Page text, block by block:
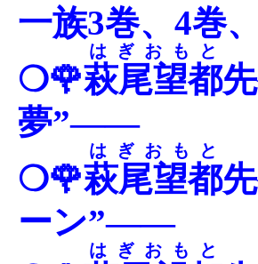
一族3巻、4巻
❍🌹萩尾望都
はぎおもと
夢”――
❍🌹萩尾望都
はぎおもと
ーン”――
はぎおもと